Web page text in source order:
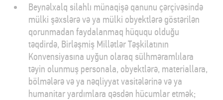
Beynəlxalq silahlı münaqişə qanunu çərçivəsində
mülki şəxslərə və ya mülki obyektlərə göstərilən
qorunmadan faydalanmaq hüququ olduğu
təqdirdə, Birləşmiş Millətlər Təşkilatının
Konvensiyasına uyğun olaraq sülhməramlılara
təyin olunmuş personala, obyektlərə, materiallara,
bölmələrə və ya nəqliyyat vasitələrinə və ya
humanitar yardımlara qəsdən hücumlar etmək;